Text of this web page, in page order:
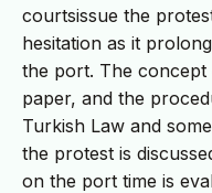
courtsissue the
hesitation as it
the port. The concept
paper, and the
Turkish Law and
the protest is
on the port time is